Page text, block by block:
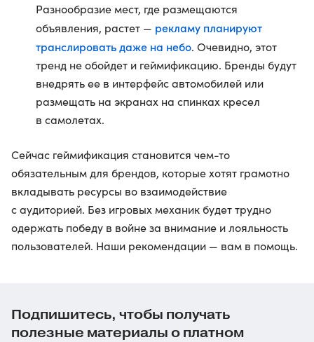
Разнообразие мест, где размещаются
объявления, растет — рекламу планируют
транслировать даже на небо. Очевидно, этот
тренд не обойдет и геймификацию. Бренды будут
внедрять ее в интерфейс автомобилей или
размещать на экранах на спинках кресел
в самолетах.
Сейчас геймификация становится чем-то
обязательным для брендов, которые хотят грамотно
вкладывать ресурсы во взаимодействие
с аудиторией. Без игровых механик будет трудно
одержать победу в войне за внимание и лояльность
пользователей. Наши рекомендации — вам в помощь.
Подпишитесь, чтобы получать
полезные материалы о платном